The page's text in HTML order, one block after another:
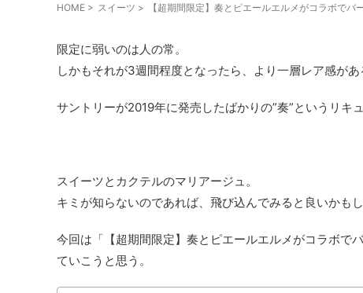
HOME > スイーツ > 【超期間限定】奏とピエールエルメがコラボでバ
限定に弱いのは人の常。
しかもそれが3週間程度となったら、より一層レア感があ
サントリーが2019年に発売したばかりの”奏”というリキ
スイーツとカクテルのマリアージュ。
キミが知らないのであれば、飛び込んでみると良いかもし
今回は「【超期間限定】奏とピエールエルメがコラボで
ていこうと思う。